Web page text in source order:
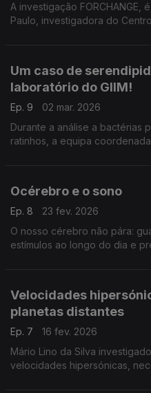
A investigação FORCHANGE,
Paulo, investigadora do
Um caso de
laboratório do GIIM!
Ep. 9
02 mar. 2026
Durante a análise a bactérias
ratinhos, a equipa
Océrebro e o sono
Ep. 8
23 fev. 2026
O nosso cérebro não pára:
estímulos ao longo do dia e
Velocidades
planetas distantes
Ep. 7
16 fev. 2026
Mário Lino da Silva
velocidades hipersónicas,